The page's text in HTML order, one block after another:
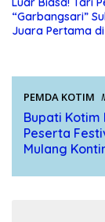
“Garbangsari”
Juara Pertama di
PEMDA KOTIM
Bupati Kotim
Peserta
Mulang